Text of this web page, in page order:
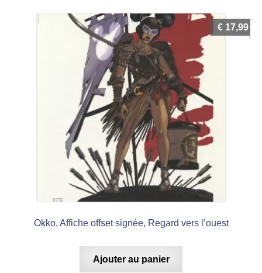
Okko, Affiche offset signée, Regard vers l’ouest
€ 17,99
Ajouter au panier